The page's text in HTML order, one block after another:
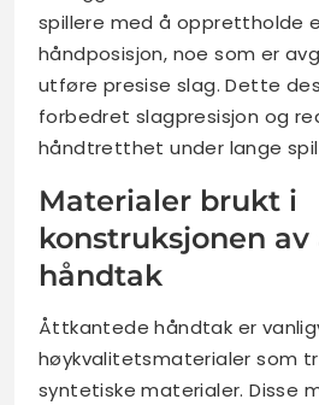
spillere med å opprettholde
håndposisjon, noe som er
utføre presise slag. Dette
forbedret slagpresisjon og
håndtretthet under lange
Materialer brukt i
konstruksjonen
håndtak
Åttkantede håndtak er
høykvalitetsmaterialer som
syntetiske materialer. Disse